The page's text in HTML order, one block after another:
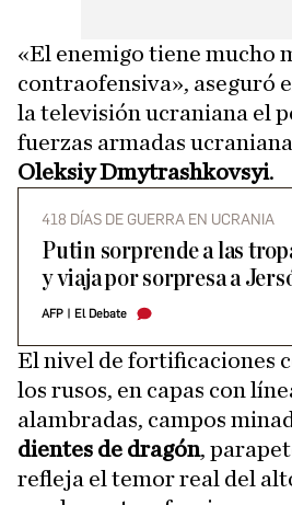
«El enemigo tiene mucho
contraofensiva», aseguró
la televisión ucraniana el
fuerzas armadas
Oleksiy Dmytrashkovsyi.
418 DÍAS DE GUERRA EN UCRANIA
Putin sorprende a las
y viaja por sorpresa a
AFP El Debate
El nivel de fortificaciones
los rusos, en capas con
alambradas, campos
dientes de dragón,
refleja el temor real del